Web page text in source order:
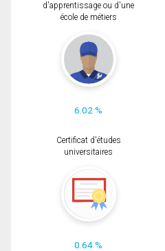
d'apprentissage ou d'une
école de métiers
6.02 %
Certificat d'études
universitaires
0.64 %